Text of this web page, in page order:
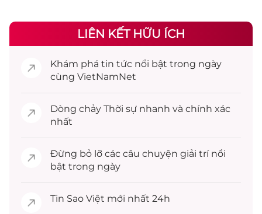
LIÊN KẾT HỮU ÍCH
Khám phá tin tức nổi bật trong ngày
cùng VietNamNet
Dòng chảy Thời sự nhanh và chính xác
nhất
Đừng bỏ lỡ các câu chuyện giải trínổi
bật trong ngày
Tin Sao Việt mới nhất 24h